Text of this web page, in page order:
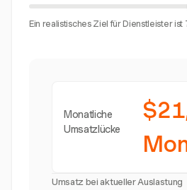
Ein realistisches Ziel für Dienstleister ist
Monatliche
Umsatzlücke
Umsatz bei aktueller Auslastung